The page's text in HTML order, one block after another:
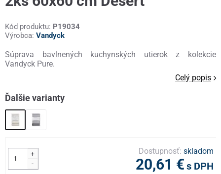
Kód produktu: P19034
Výrobca: Vandyck
Súprava bavlnených kuchynských utierok z kolekcie
Vandyck Pure.
Celý popis
Ďalšie varianty
+
-
Dostupnosť:skladom
20,61 € s DPH